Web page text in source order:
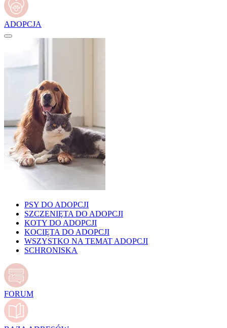
ADOPCJA
PSY DO ADOPCJI
SZCZENIĘTA DO ADOPCJI
KOTY DO ADOPCJI
KOCIĘTA DO ADOPCJI
WSZYSTKO NA TEMAT ADOPCJI
SCHRONISKA
FORUM